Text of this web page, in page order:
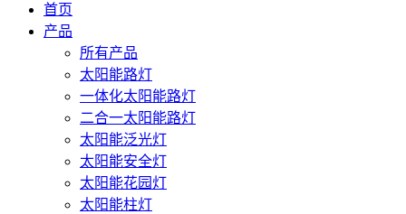
首页
产品
所有产品
太阳能路灯
一体化太阳能路灯
二合一太阳能路灯
太阳能泛光灯
太阳能安全灯
太阳能花园灯
太阳能柱灯